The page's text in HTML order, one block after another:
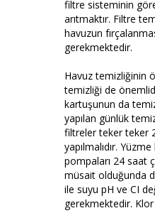
filtre sisteminin
arıtmaktır. Filtre
havuzun
gerekmektedir.
Havuz temizliğinin
temizliği de
kartuşunun da
yapılan günlük
filtreler teker teker
yapılmalıdır.
pompaları 24 saat
müsait olduğunda
ile suyu pH ve CI
gerekmektedir.